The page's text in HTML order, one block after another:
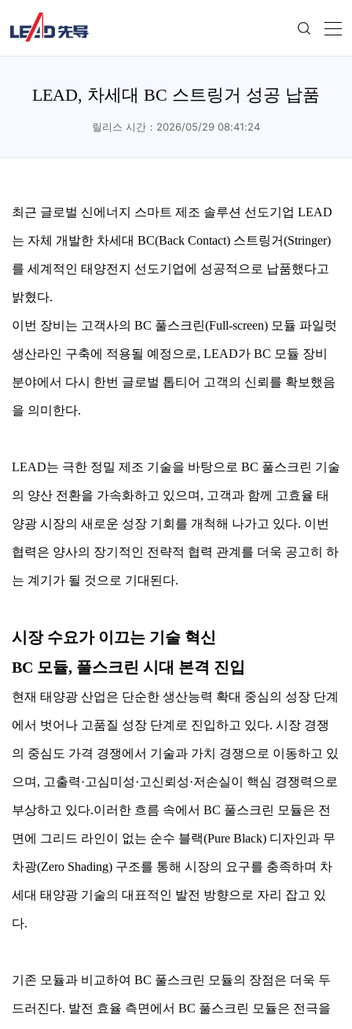
LEAD, 차세대 BC 스트링거 성공 납품
릴리스 시간：2026/05/29 08:41:24
최근 글로벌 신에너지 스마트 제조 솔루션 선도기업 LEAD
는 자체 개발한 차세대 BC(Back Contact) 스트링거(Stringer)
를 세계적인 태양전지 선도기업에 성공적으로 납품했다고
밝혔다.
이번 장비는 고객사의 BC 풀스크린(Full-screen) 모듈 파일럿
생산라인 구축에 적용될 예정으로, LEAD가 BC 모듈 장비
분야에서 다시 한번 글로벌 톱티어 고객의 신뢰를 확보했음
을 의미한다.
LEAD는 극한 정밀 제조 기술을 바탕으로 BC 풀스크린 기술
의 양산 전환을 가속화하고 있으며, 고객과 함께 고효율 태
양광 시장의 새로운 성장 기회를 개척해 나가고 있다. 이번
협력은 양사의 장기적인 전략적 협력 관계를 더욱 공고히 하
는 계기가 될 것으로 기대된다.
시장 수요가 이끄는 기술 혁신
BC 모듈, 풀스크린 시대 본격 진입
현재 태양광 산업은 단순한 생산능력 확대 중심의 성장 단계
에서 벗어나 고품질 성장 단계로 진입하고 있다. 시장 경쟁
의 중심도 가격 경쟁에서 기술과 가치 경쟁으로 이동하고 있
으며, 고출력·고심미성·고신뢰성·저손실이 핵심 경쟁력으로
부상하고 있다. 이러한 흐름 속에서 BC 풀스크린 모듈은 전
면에 그리드 라인이 없는 순수 블랙(Pure Black) 디자인과 무
차광(Zero Shading) 구조를 통해 시장의 요구를 충족하며 차
세대 태양광 기술의 대표적인 발전 방향으로 자리 잡고 있
다.
기존 모듈과 비교하여 BC 풀스크린 모듈의 장점은 더욱 두
드러진다. 발전 효율 측면에서 BC 풀스크린 모듈은 전극을